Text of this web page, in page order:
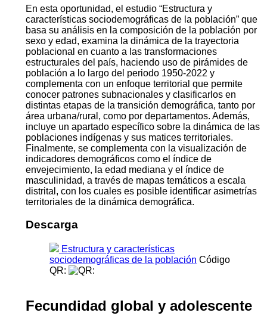
En esta oportunidad, el estudio “Estructura y
características sociodemográficas de la población” que
basa su análisis en la composición de la población por
sexo y edad, examina la dinámica de la trayectoria
poblacional en cuanto a las transformaciones
estructurales del país, haciendo uso de pirámides de
población a lo largo del periodo 1950-2022 y
complementa con un enfoque territorial que permite
conocer patrones subnacionales y clasificarlos en
distintas etapas de la transición demográfica, tanto por
área urbana/rural, como por departamentos. Además,
incluye un apartado específico sobre la dinámica de las
poblaciones indígenas y sus matices territoriales.
Finalmente, se complementa con la visualización de
indicadores demográficos como el índice de
envejecimiento, la edad mediana y el índice de
masculinidad, a través de mapas temáticos a escala
distrital, con los cuales es posible identificar asimetrías
territoriales de la dinámica demográfica.
Descarga
Estructura y características
sociodemográficas de la población Código
QR:
Fecundidad global y adolescente